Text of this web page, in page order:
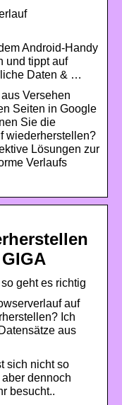
Android-Handy
und tippt auf
Daten & …
Versehen
Seiten in Google
Sie die
wiederherstellen?
Lösungen zur
Verlaufs
geht es richtig
auf
Ich
aus
sich nicht so
dennoch
besucht..